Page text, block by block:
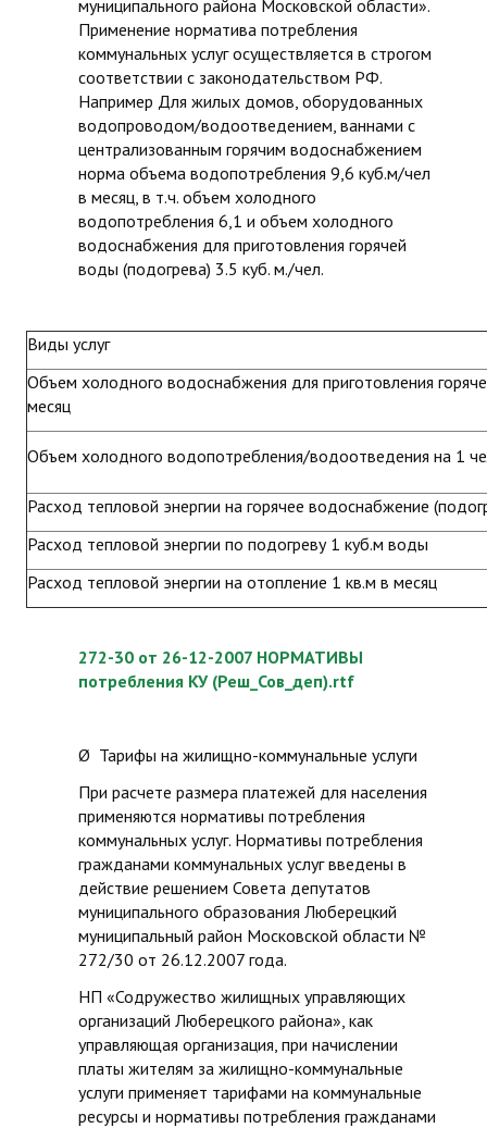
муниципального района Московской области».
Применение норматива потребления
коммунальных услуг осуществляется в строгом
соответствии с законодательством РФ.
Например Для жилых домов, оборудованных
водопроводом/водоотведением, ваннами с
централизованным горячим водоснабжением
норма объема водопотребления 9,6 куб.м/чел
в месяц, в т.ч. объем холодного
водопотребления 6,1 и объем холодного
водоснабжения для приготовления горячей
воды (подогрева) 3.5 куб. м./чел.
Виды услуг
Объем холодного водоснабжения для приготовления
месяц
Объем холодного водопотребления/водоотведения на 1
Расход тепловой энергии на горячее водоснабжение
Расход тепловой энергии по подогреву 1 куб.м воды
Расход тепловой энергии на отопление 1 кв.м в месяц
272-30 от 26-12-2007 НОРМАТИВЫ
потребления КУ (Реш_Сов_деп).rtf
Ø Тарифы на жилищно-коммунальные услуги
При расчете размера платежей для населения
применяются нормативы потребления
коммунальных услуг. Нормативы потребления
гражданами коммунальных услуг введены в
действие решением Совета депутатов
муниципального образования Люберецкий
муниципальный район Московской области №
272/30 от 26.12.2007 года.
НП «Содружество жилищных управляющих
организаций Люберецкого района», как
управляющая организация, при начислении
платы жителям за жилищно-коммунальные
услуги применяет тарифами на коммунальные
ресурсы и нормативы потребления гражданами